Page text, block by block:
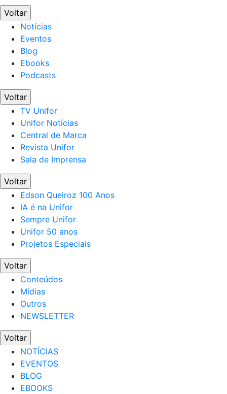
Voltar
Notícias
Eventos
Blog
Ebooks
Podcasts
Voltar
TV Unifor
Unifor Notícias
Central de Marca
Revista Unifor
Sala de Imprensa
Voltar
Edson Queiroz 100 Anos
IA é na Unifor
Sempre Unifor
Unifor 50 anos
Projetos Especiais
Voltar
Conteúdos
Mídias
Outros
NEWSLETTER
Voltar
NOTÍCIAS
EVENTOS
BLOG
EBOOKS